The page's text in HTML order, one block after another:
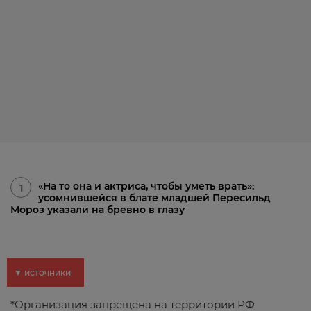
1
«На то она и актриса, чтобы уметь врать»:
усомнившейся в блате младшей Пересильд
Мороз указали на бревно в глазу
▼ источники
*Организация запрещена на территории РФ